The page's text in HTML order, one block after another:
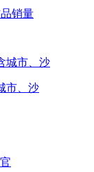
销量
市、沙